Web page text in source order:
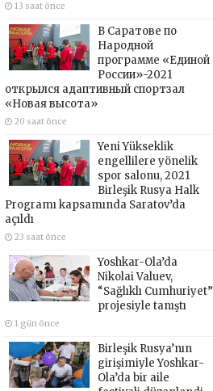
13 saat önce
В Саратове по
Народной
программе «Единой
России»-2021
открылся адаптивный спортзал
«Новая высота»
20 saat önce
Yeni Yükseklik
engellilere yönelik
spor salonu, 2021
Birleşik Rusya Halk
Programı kapsamında Saratov’da
açıldı
23 saat önce
Yoshkar-Ola’da
Nikolai Valuev,
“Sağlıklı Cumhuriyet”
projesiyle tanıştı
1 gün önce
Birleşik Rusya’nın
girişimiyle Yoshkar-
Ola’da bir aile